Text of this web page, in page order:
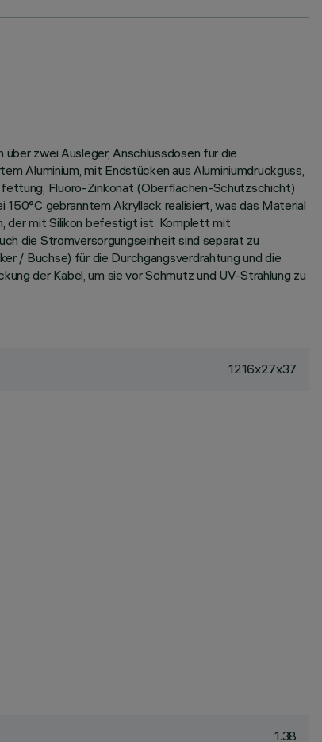
zwei Ausleger, Anschlussdosen für die
Aluminium, mit Endstücken aus Aluminiumdruckguss,
Fluoro-Zinkonat (Oberflächen-Schutzschicht)
gebranntem Akryllack realisiert, was das Material
der mit Silikon befestigt ist. Komplett mit
die Stromversorgungseinheit sind separat zu
/ Buchse) für die Durchgangsverdrahtung und die
der Kabel, um sie vor Schmutz und UV-Strahlung zu
1216x27x37
1.38